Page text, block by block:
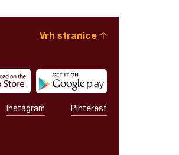
Vrh stranice
Instagram Pinterest